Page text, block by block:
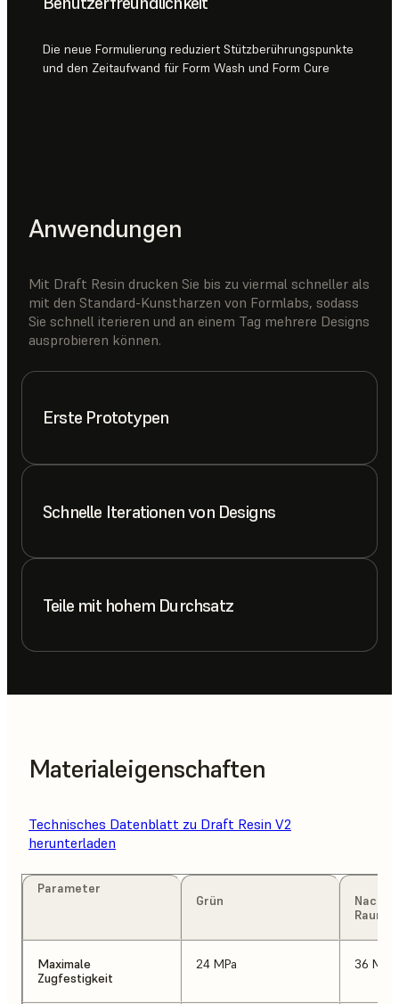
Die neue Formulierung reduziert Stützberührungspunkte
und den Zeitaufwand für Form Wash und Form Cure
Anwendungen
Mit Draft Resin drucken Sie bis zu viermal schneller als
mit den Standard-Kunstharzen von Formlabs, sodass
Sie schnell iterieren und an einem Tag mehrere Designs
ausprobieren können.
Erste Prototypen
Schnelle Iterationen von Designs
Teile mit hohem Durchsatz
Materialeigenschaften
Technisches Datenblatt zu Draft Resin V2
herunterladen
Parameter
Grün
Maximale
Zugfestigkeit
24 MPa 36 MPa